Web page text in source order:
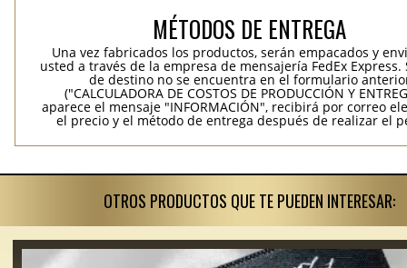
MÉTODOS DE ENTREGA
Una vez fabricados los productos, serán empacados y
usted a través de la empresa de mensajería FedEx Express.
de destino no se encuentra en el formulario
("CALCULADORA DE COSTOS DE PRODUCCIÓN Y
aparece el mensaje "INFORMACIÓN", recibirá por correo
el precio y el método de entrega después de realizar el
OTROS PRODUCTOS QUE TE PUEDEN INTERESAR: